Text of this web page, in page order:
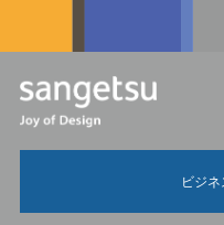
ビジ